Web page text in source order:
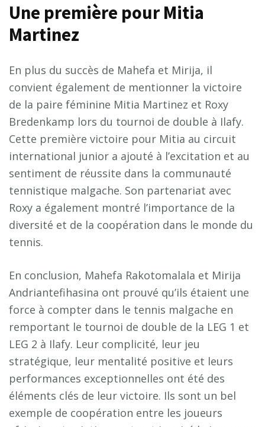
Une première pour Mitia
Martinez
En plus du succès de Mahefa et Mirija, il
convient également de mentionner la victoire
de la paire féminine Mitia Martinez et Roxy
Bredenkamp lors du tournoi de double à Ilafy.
Cette première victoire pour Mitia au circuit
international junior a ajouté à l’excitation et au
sentiment de réussite dans la communauté
tennistique malgache. Son partenariat avec
Roxy a également montré l’importance de la
diversité et de la coopération dans le monde du
tennis.
En conclusion, Mahefa Rakotomalala et Mirija
Andriantefihasina ont prouvé qu’ils étaient une
force à compter dans le tennis malgache en
remportant le tournoi de double de la LEG 1 et
LEG 2 à Ilafy. Leur complicité, leur jeu
stratégique, leur mentalité positive et leurs
performances exceptionnelles ont été des
éléments clés de leur victoire. Ils sont un bel
exemple de coopération entre les joueurs